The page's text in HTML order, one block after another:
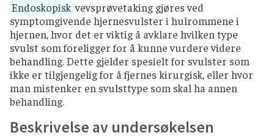
Endoskopisk vevsprøvetaking gjøres ved
symptomgivende hjernesvulster i hulrommene i
hjernen, hvor det er viktig å avklare hvilken type
svulst som foreligger for å kunne vurdere videre
behandling. Dette gjelder spesielt for svulster som
ikke er tilgjengelig for å fjernes kirurgisk, eller hvor
man mistenker en svulsttype som skal ha annen
behandling.
Beskrivelse av undersøkelsen